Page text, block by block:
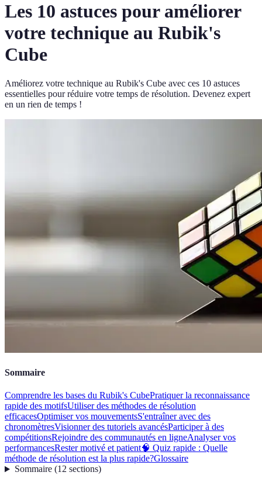
Les 10 astuces pour améliorer
votre technique au Rubik's
Cube
Améliorez votre technique au Rubik's Cube avec ces 10 astuces
essentielles pour réduire votre temps de résolution. Devenez expert
en un rien de temps !
Sommaire
Comprendre les bases du Rubik's CubePratiquer la reconnaissance
rapide des motifsUtiliser des méthodes de résolution
efficacesOptimiser vos mouvementsS'entraîner avec des
chronomètresVisionner des tutoriels avancésParticiper à des
compétitionsRejoindre des communautés en ligneAnalyser vos
performancesRester motivé et patient🧠 Quiz rapide : Quelle
méthode de résolution est la plus rapide?Glossaire
Sommaire(12 sections)